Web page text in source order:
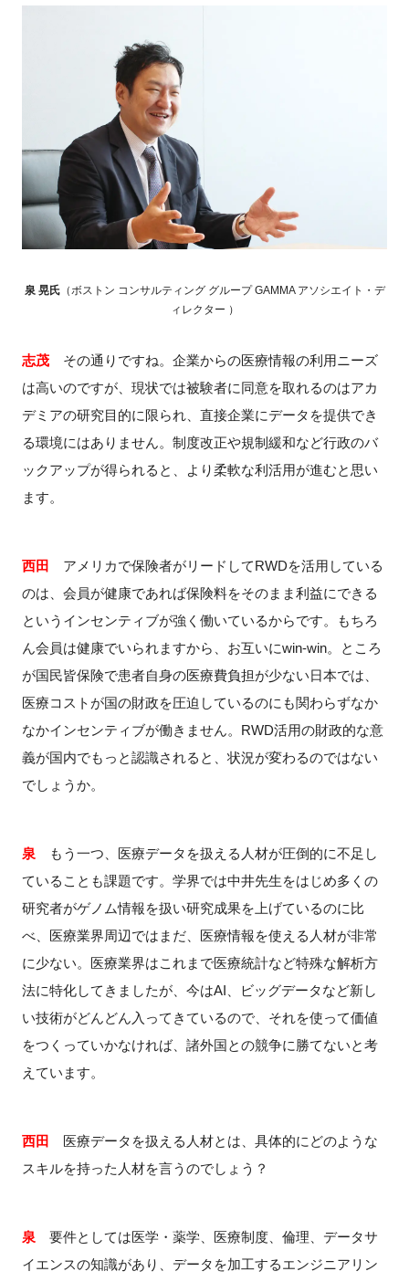
泉 晃氏（ボストン コンサルティング グループ GAMMA アソシエイト・デ
ィレクター ）
志茂その通りですね。企業からの医療情報の利用ニーズ
は高いのですが、現状では被験者に同意を取れるのはアカ
デミアの研究目的に限られ、直接企業にデータを提供でき
る環境にはありません。制度改正や規制緩和など行政のバ
ックアップが得られると、より柔軟な利活用が進むと思い
ます。
西田 アメリカで保険者がリードしてRWDを活用している
のは、会員が健康であれば保険料をそのまま利益にできる
というインセンティブが強く働いているからです。もちろ
ん会員は健康でいられますから、お互いにwin-win。ところ
が国民皆保険で患者自身の医療費負担が少ない日本では、
医療コストが国の財政を圧迫しているのにも関わらずなか
なかインセンティブが働きません。 RWD活用の財政的な意
義が国内でもっと認識されると、状況が変わるのではない
でしょうか。
泉 もう一つ、医療データを扱える人材が圧倒的に不足し
ていることも課題です。学界では中井先生をはじめ多くの
研究者がゲノム情報を扱い研究成果を上げているのに比
べ、医療業界周辺ではまだ、医療情報を使える人材が非常
に少ない。医療業界はこれまで医療統計など特殊な解析方
法に特化してきましたが、今はAI、ビッグデータなど新し
い技術がどんどん入ってきているので、それを使って価値
をつくっていかなければ、諸外国との競争に勝てないと考
えています。
西田 医療データを扱える人材とは、具体的にどのような
スキルを持った人材を言うのでしょう？
泉 要件としては医学・薬学、医療制度、倫理、データサ
イエンスの知識があり、データを加工するエンジニアリン